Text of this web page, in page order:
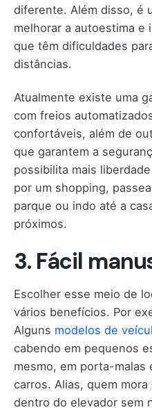
diferente. Além disso, é
melhorar a autoestima e
que têm dificuldades
distâncias.
Atualmente existe uma
com freios
confortáveis, além de
que garantem a
possibilita mais
por um shopping,
parque ou indo até a
próximos.
3. Fácil
Escolher esse meio de
vários benefícios. Por
Alguns modelos de
cabendo em pequenos
mesmo, em porta-malas
carros. Alias, quem
dentro do elevador sem